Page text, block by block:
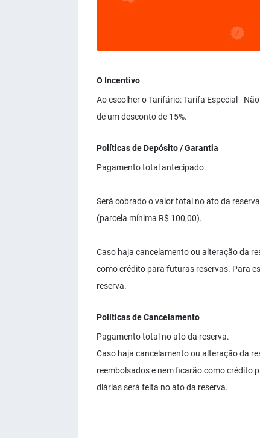
O Incentivo
Ao escolher o Tarifário: Tarifa Especial -
de um desconto de 15%.
Políticas de Depósito / Garantia
Pagamento total antecipado.
Será cobrado o valor total no ato da
(parcela mínima R$ 100,00).
Caso haja cancelamento ou alteração da
como crédito para futuras reservas. Para
reserva.
Políticas de Cancelamento
Pagamento total no ato da reserva.
Caso haja cancelamento ou alteração da
reembolsados e nem ficarão como crédito
diárias será feita no ato da reserva.